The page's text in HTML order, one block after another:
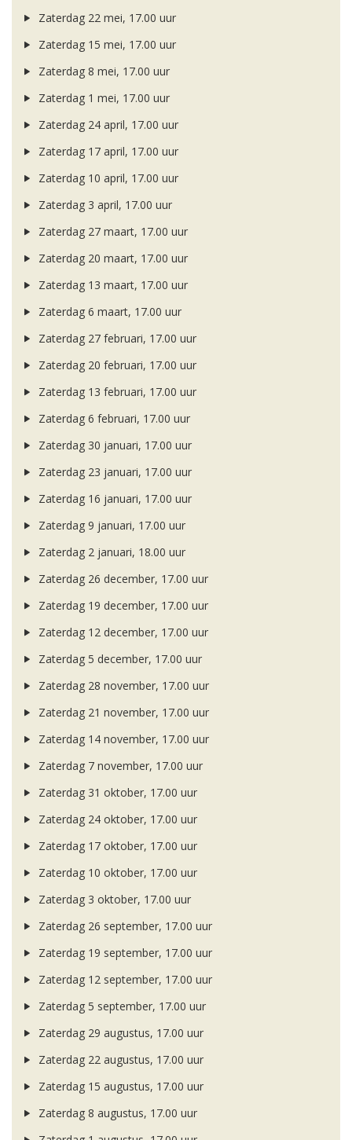
Zaterdag 22 mei, 17.00 uur
Zaterdag 15 mei, 17.00 uur
Zaterdag 8 mei, 17.00 uur
Zaterdag 1 mei, 17.00 uur
Zaterdag 24 april, 17.00 uur
Zaterdag 17 april, 17.00 uur
Zaterdag 10 april, 17.00 uur
Zaterdag 3 april, 17.00 uur
Zaterdag 27 maart, 17.00 uur
Zaterdag 20 maart, 17.00 uur
Zaterdag 13 maart, 17.00 uur
Zaterdag 6 maart, 17.00 uur
Zaterdag 27 februari, 17.00 uur
Zaterdag 20 februari, 17.00 uur
Zaterdag 13 februari, 17.00 uur
Zaterdag 6 februari, 17.00 uur
Zaterdag 30 januari, 17.00 uur
Zaterdag 23 januari, 17.00 uur
Zaterdag 16 januari, 17.00 uur
Zaterdag 9 januari, 17.00 uur
Zaterdag 2 januari, 18.00 uur
Zaterdag 26 december, 17.00 uur
Zaterdag 19 december, 17.00 uur
Zaterdag 12 december, 17.00 uur
Zaterdag 5 december, 17.00 uur
Zaterdag 28 november, 17.00 uur
Zaterdag 21 november, 17.00 uur
Zaterdag 14 november, 17.00 uur
Zaterdag 7 november, 17.00 uur
Zaterdag 31 oktober, 17.00 uur
Zaterdag 24 oktober, 17.00 uur
Zaterdag 17 oktober, 17.00 uur
Zaterdag 10 oktober, 17.00 uur
Zaterdag 3 oktober, 17.00 uur
Zaterdag 26 september, 17.00 uur
Zaterdag 19 september, 17.00 uur
Zaterdag 12 september, 17.00 uur
Zaterdag 5 september, 17.00 uur
Zaterdag 29 augustus, 17.00 uur
Zaterdag 22 augustus, 17.00 uur
Zaterdag 15 augustus, 17.00 uur
Zaterdag 8 augustus, 17.00 uur